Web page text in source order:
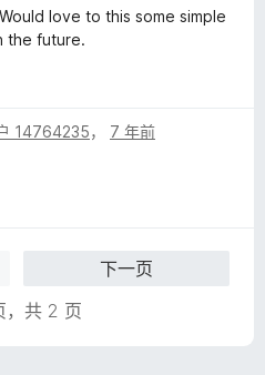
love to this some simple
the future.
14764235， 7 年前
下一页
，共 2 页